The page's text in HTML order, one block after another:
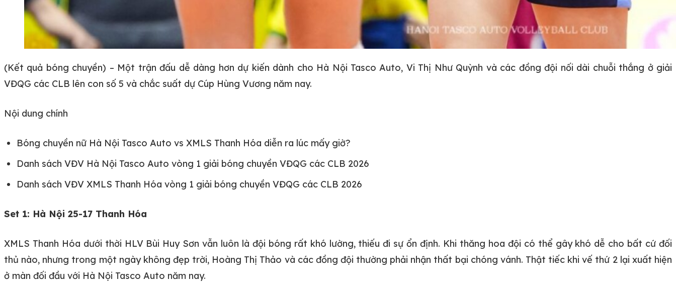
(Kết quả bóng chuyền) – Một trận đấu dễ dàng hơn dự kiến dành cho Hà Nội Tasco Auto, Vi Thị Như Quỳnh và các đồng đội nối dài chuỗi thắng ở giải
VĐQG các CLB lên con số 5 và chắc suất dự Cúp Hùng Vương năm nay.
Nội dung chính
Bóng chuyền nữ Hà Nội Tasco Auto vs XMLS Thanh Hóa diễn ra lúc mấy giờ?
Danh sách VĐV Hà Nội Tasco Auto vòng 1 giải bóng chuyền VĐQG các CLB 2026
Danh sách VĐV XMLS Thanh Hóa vòng 1 giải bóng chuyền VĐQG các CLB 2026
Set 1: Hà Nội 25-17 Thanh Hóa
XMLS Thanh Hóa dưới thời HLV Bùi Huy Sơn vẫn luôn là đội bóng rất khó lường, thiếu đi sự ổn định. Khi thăng hoa đội có thể gây khó dễ cho bất cứ đối
thủ nào, nhưng trong một ngày không đẹp trời, Hoàng Thị Thảo và các đồng đội thường phải nhận thất bại chóng vánh. Thật tiếc khi vế thứ 2 lại xuất hiện
ở màn đối đầu với Hà Nội Tasco Auto năm nay.